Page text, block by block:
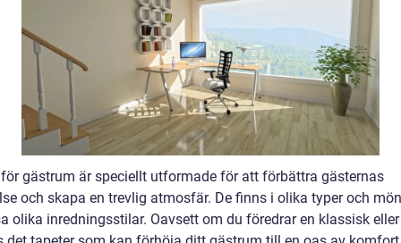
gästrum är speciellt utformade för att förbättra gästernas
och skapa en trevlig atmosfär. De finns i olika typer och
olika inredningsstilar. Oavsett om du föredrar en klassisk